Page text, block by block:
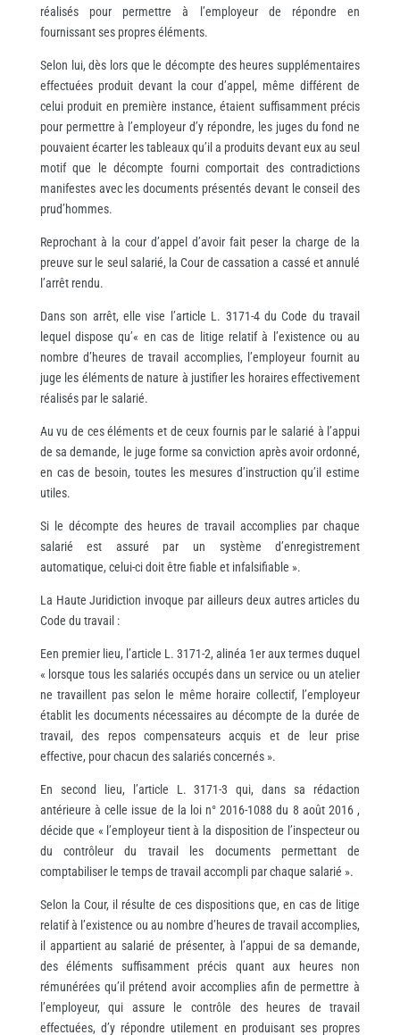
réalisés pour permettre à l’employeur de répondre en
fournissant ses propres éléments.
Selon lui, dès lors que le décompte des heures supplémentaires
effectuées produit devant la cour d’appel, même différent de
celui produit en première instance, étaient suffisamment précis
pour permettre à l’employeur d’y répondre, les juges du fond ne
pouvaient écarter les tableaux qu’il a produits devant eux au seul
motif que le décompte fourni comportait des contradictions
manifestes avec les documents présentés devant le conseil des
prud’hommes.
Reprochant à la cour d’appel d’avoir fait peser la charge de la
preuve sur le seul salarié, la Cour de cassation a cassé et annulé
l’arrêt rendu.
Dans son arrêt, elle vise l’article L. 3171-4 du Code du travail
lequel dispose qu’« en cas de litige relatif à l’existence ou au
nombre d’heures de travail accomplies, l’employeur fournit au
juge les éléments de nature à justifier les horaires effectivement
réalisés par le salarié.
Au vu de ces éléments et de ceux fournis par le salarié à l’appui
de sa demande, le juge forme sa conviction après avoir ordonné,
en cas de besoin, toutes les mesures d’instruction qu’il estime
utiles.
Si le décompte des heures de travail accomplies par chaque
salarié est assuré par un système d’enregistrement
automatique, celui-ci doit être fiable et infalsifiable ».
La Haute Juridiction invoque par ailleurs deux autres articles du
Code du travail :
Een premier lieu, l’article L. 3171-2, alinéa 1er aux termes duquel
« lorsque tous les salariés occupés dans un service ou un atelier
ne travaillent pas selon le même horaire collectif, l’employeur
établit les documents nécessaires au décompte de la durée de
travail, des repos compensateurs acquis et de leur prise
effective, pour chacun des salariés concernés ».
En second lieu, l’article L. 3171-3 qui, dans sa rédaction
antérieure à celle issue de la loi n° 2016-1088 du 8 août 2016 ,
décide que « l’employeur tient à la disposition de l’inspecteur ou
du contrôleur du travail les documents permettant de
comptabiliser le temps de travail accompli par chaque salarié ».
Selon la Cour, il résulte de ces dispositions que, en cas de litige
relatif à l’existence ou au nombre d’heures de travail accomplies,
il appartient au salarié de présenter, à l’appui de sa demande,
des éléments suffisamment précis quant aux heures non
rémunérées qu’il prétend avoir accomplies afin de permettre à
l’employeur, qui assure le contrôle des heures de travail
effectuées, d’y répondre utilement en produisant ses propres